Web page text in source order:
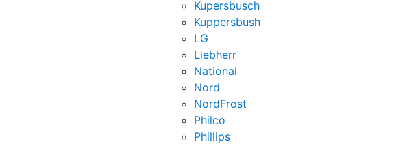
Kupersbusch
Kuppersbush
LG
Liebherr
National
Nord
NordFrost
Philco
Phillips